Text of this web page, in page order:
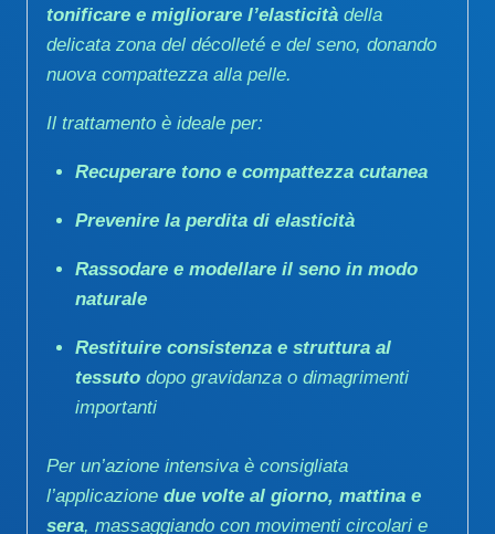
tonificare e migliorare l’elasticità della
delicata zona del décolleté e del seno, donando
nuova compattezza alla pelle.
Il trattamento è ideale per:
Recuperare tono e compattezza cutanea
Prevenire la perdita di elasticità
Rassodare e modellare il seno in modo
naturale
Restituire consistenza e struttura al
tessutodopo gravidanza o dimagrimenti
importanti
Per un’azione intensiva è consigliata
l’applicazione due volte al giorno, mattina e
sera, massaggiando con movimenti circolari e